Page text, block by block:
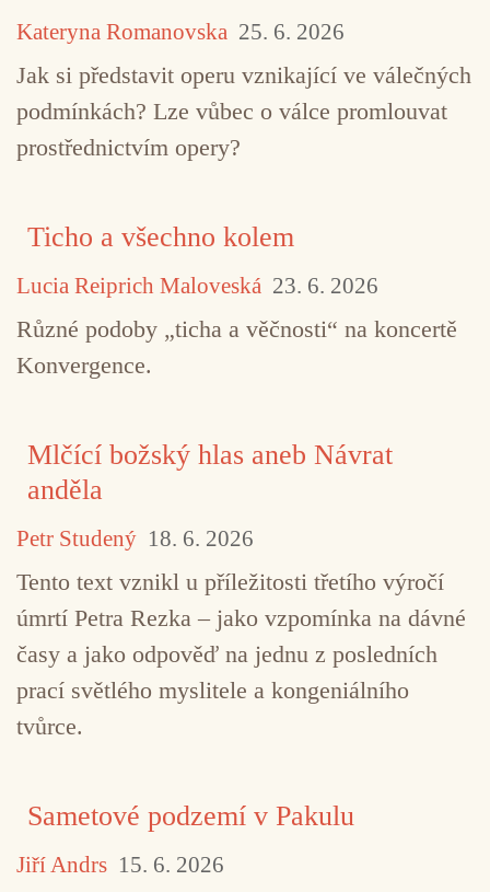
Kateryna Romanovska 25. 6. 2026
Jak si představit operu vznikající ve válečných
podmínkách? Lze vůbec o válce promlouvat
prostřednictvím opery?
Ticho a všechno kolem
Lucia Reiprich Maloveská 23. 6. 2026
Různé podoby „ticha a věčnosti“ na koncertě
Konvergence.
Mlčící božský hlas aneb Návrat
anděla
Petr Studený 18. 6. 2026
Tento text vznikl u příležitosti třetího výročí
úmrtí Petra Rezka – jako vzpomínka na dávné
časy a jako odpověď na jednu z posledních
prací světlého myslitele a kongeniálního
tvůrce.
Sametové podzemí v Pakulu
Jiří Andrs 15. 6. 2026